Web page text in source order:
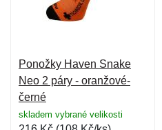
Ponožky Haven Snake
Neo 2 páry - oranžové-
černé
skladem vybrané velikosti